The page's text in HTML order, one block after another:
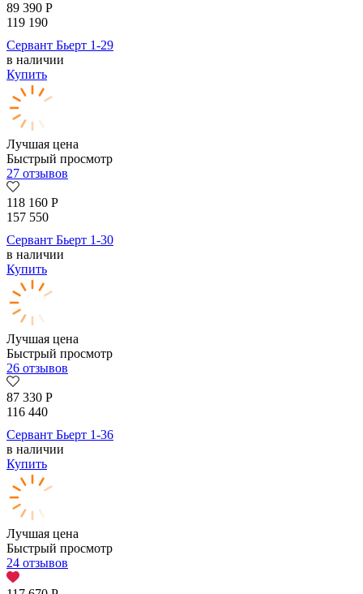
89 390 Р
119 190
Сервант Бьерт 1-29
в наличии
Купить
Лучшая цена
Быстрый просмотр
27 отзывов
118 160 Р
157 550
Сервант Бьерт 1-30
в наличии
Купить
Лучшая цена
Быстрый просмотр
26 отзывов
87 330 Р
116 440
Сервант Бьерт 1-36
в наличии
Купить
Лучшая цена
Быстрый просмотр
24 отзывов